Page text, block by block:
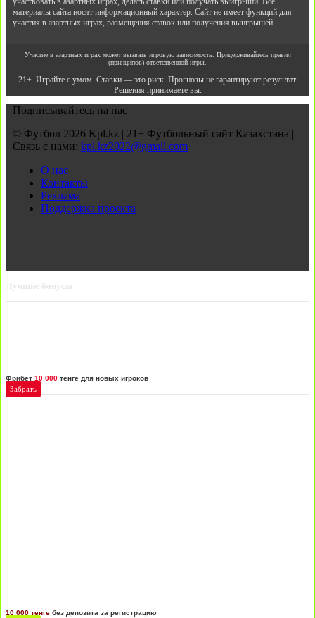
материалы сайта носят информационный характер. Сайт не имеет функций для
участия в азартных играх, размещения ставок или получения выигрышей.
Участие в азартных играх может вызвать игровую зависимость. Придерживайтесь правил
(принципов) ответственной игры.
21+. Играйте с умом. Ставки — это риск. Прогнозы не гарантируют результат.
Решения принимаете вы.
Подписывайтесь на нас
© Футбол 2026 Kpl.kz | 21+ Футбольный сайт Казахстана |
Связь с нами: kpl.kz2022@gmail.com
О нас
Контакты
Реклама
Поддержка проекта
Лучшие бонусы
Фрибет 10 000 тенге для новых игроков
Забрать
10 000 тенге без депозита за регистрацию